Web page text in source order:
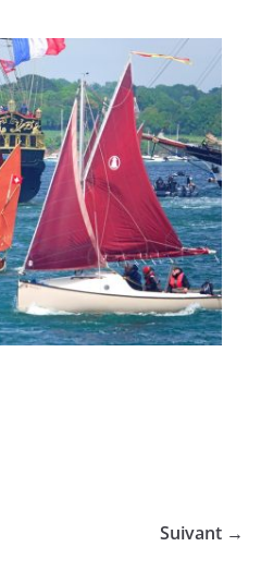
Suivant →